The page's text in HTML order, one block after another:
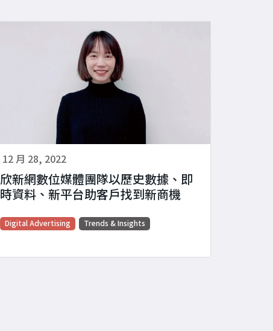
Digital Advertising Trends & Insights
欣新網數位媒體團隊以歷史數據、即
時資料、新平台助客戶找到新商機
12 月 28, 2022